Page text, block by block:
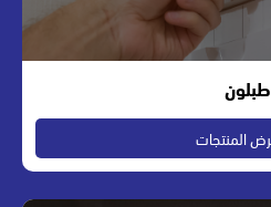
طبلون
المنتجات